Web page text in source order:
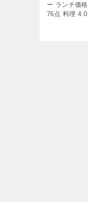
ー ランチ価
76点 料理 4.0
タ アジアン
する情報 柏